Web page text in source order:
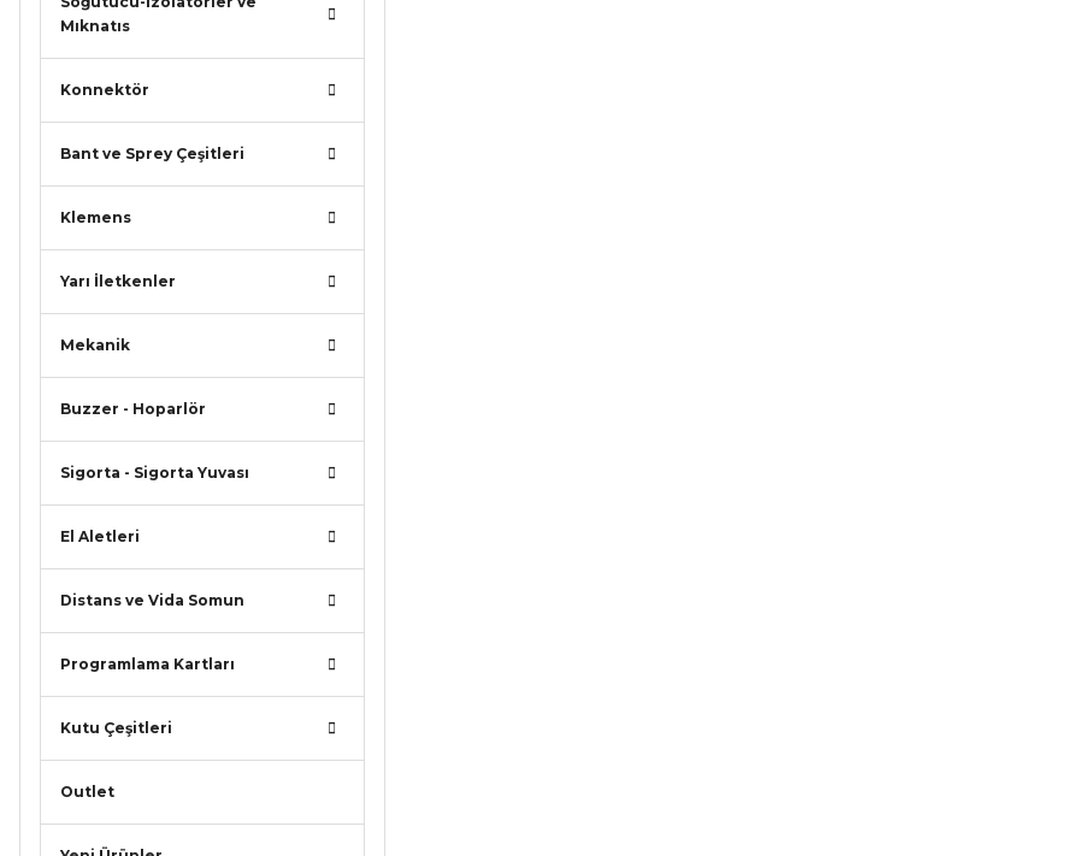
Mıknatıs
Konnektör
Bant ve Sprey Çeşitleri
Klemens
Yarı İletkenler
Mekanik
Buzzer - Hoparlör
Sigorta - Sigorta Yuvası
El Aletleri
Distans ve Vida Somun
Programlama Kartları
Kutu Çeşitleri
Outlet